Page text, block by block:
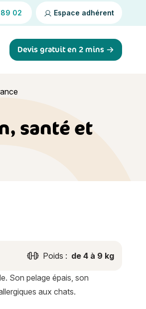
02 Espace adhérent
Devis gratuit en 2 mins
santé et
Poids : de 4 à 9 kg
Son pelage épais, son
aux chats.